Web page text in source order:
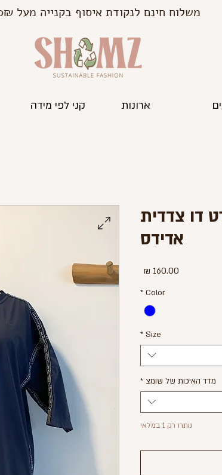
משלוח חינם לנקודת איסוף בקנייה מעל 350₪🤍
קני לפי מידה ארונות
דו צדדית
אדידס
Color
*
Size
*
מדד האיכות של שומצ *
נותרו רק 1 במלאי